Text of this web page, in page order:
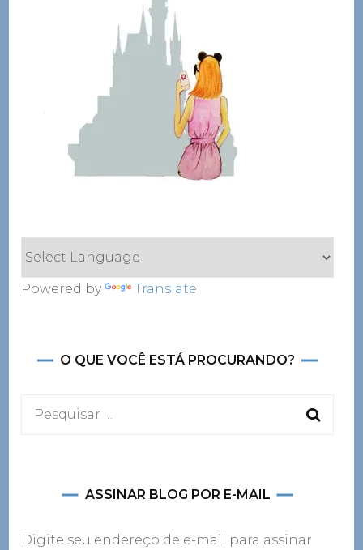
Powered by Translate
O QUE VOCÊ ESTÁ PROCURANDO?
Pesquisar
ASSINAR BLOG POR E-MAIL
Digite seu endereço de e-mail para assinar